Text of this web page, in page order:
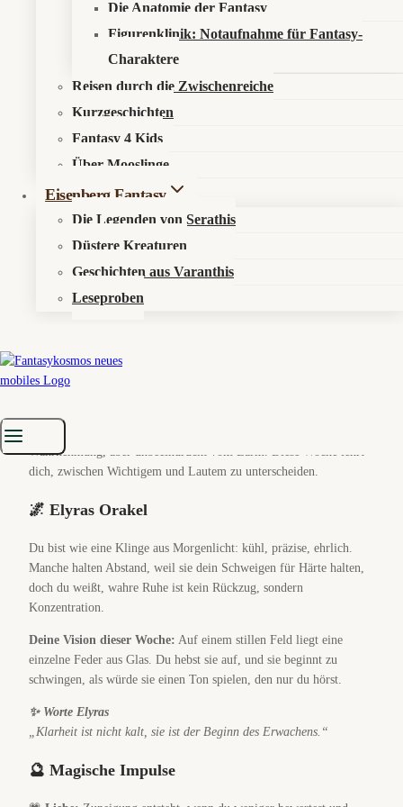
Die Anatomie der Fantasy
Figurenklinik: Notaufnahme für Fantasy-
Charaktere
Reisen durch die Zwischenreiche
Kurzgeschichten
Fantasy 4 Kids
Über Mooslinge
Eisenberg Fantasy
Die Legenden von Serathis
Düstere Kreaturen
Geschichten aus Varanthis
Leseproben
aus Serathis auf unserem YouTube-Kanal
youtube.com/@Fantasykosmos.
Nivarys – Woche 45/2025
✨ Das erste Flüstern
Wahrnehmung, aber unbeeindruckt vom Lärm. Diese Woche lehrt
dich, zwischen Wichtigem und Lautem zu unterscheiden.
🌌 Elyras Orakel
Du bist wie eine Klinge aus Morgenlicht: kühl, präzise, ehrlich.
Manche halten Abstand, weil sie dein Schweigen für Härte halten,
doch du weißt, wahre Ruhe ist kein Rückzug, sondern
Konzentration.
Deine Vision dieser Woche: Auf einem stillen Feld liegt eine
einzelne Feder aus Glas. Du hebst sie auf, und sie beginnt zu
schwingen, als würde sie einen Ton spielen, den nur du hörst.
✨ Worte Elyras
„Klarheit ist nicht kalt, sie ist der Beginn des Erwachens.“
🔮 Magische Impulse